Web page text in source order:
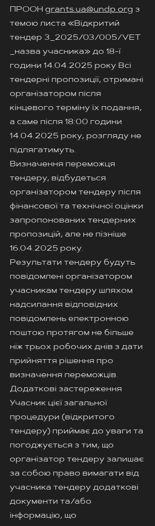
ПРООН grants.ua@undp.org з
темою листа «Відкритий
тендер 3_2025/03/005/VET
_назва учасника» до 18-ї
години 14.04.2025 року Всі
тендерні пропозиції, отримані
організатором після
кінцевого терміну їх подання,
а саме після 18:00 години
14.04.2025 року, розгляду не
підлягатимуть.
Визначення переможця
тендеру, відбудеться
організатором тендеру після
фінансової та технічної оцінки
запропонованих тендерних
пропозицій, але не пізніше
16.04.2025 року.
Результати тендеру будуть
повідомлені організатором
учасникам тендеру шляхом
надсилання відповідних
повідомлень електронною
поштою протягом не більше
ніж трьох робочих днів з дати
прийняття рішення про
визначення переможців.
Додаткові застереження
Учасник цієї загальної
процедури (відкритого
тендеру) приймає до уваги та
погоджується з тим, що
організатор тендеру залишає
за собою право вимагати від
учасника тендеру додаткові
документи та/або
інформацію, що